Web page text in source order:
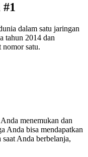
dalam satu jaringan
tahun 2014 dan
nomor satu.
menemukan dan
Anda bisa mendapatkan
Anda berbelanja,